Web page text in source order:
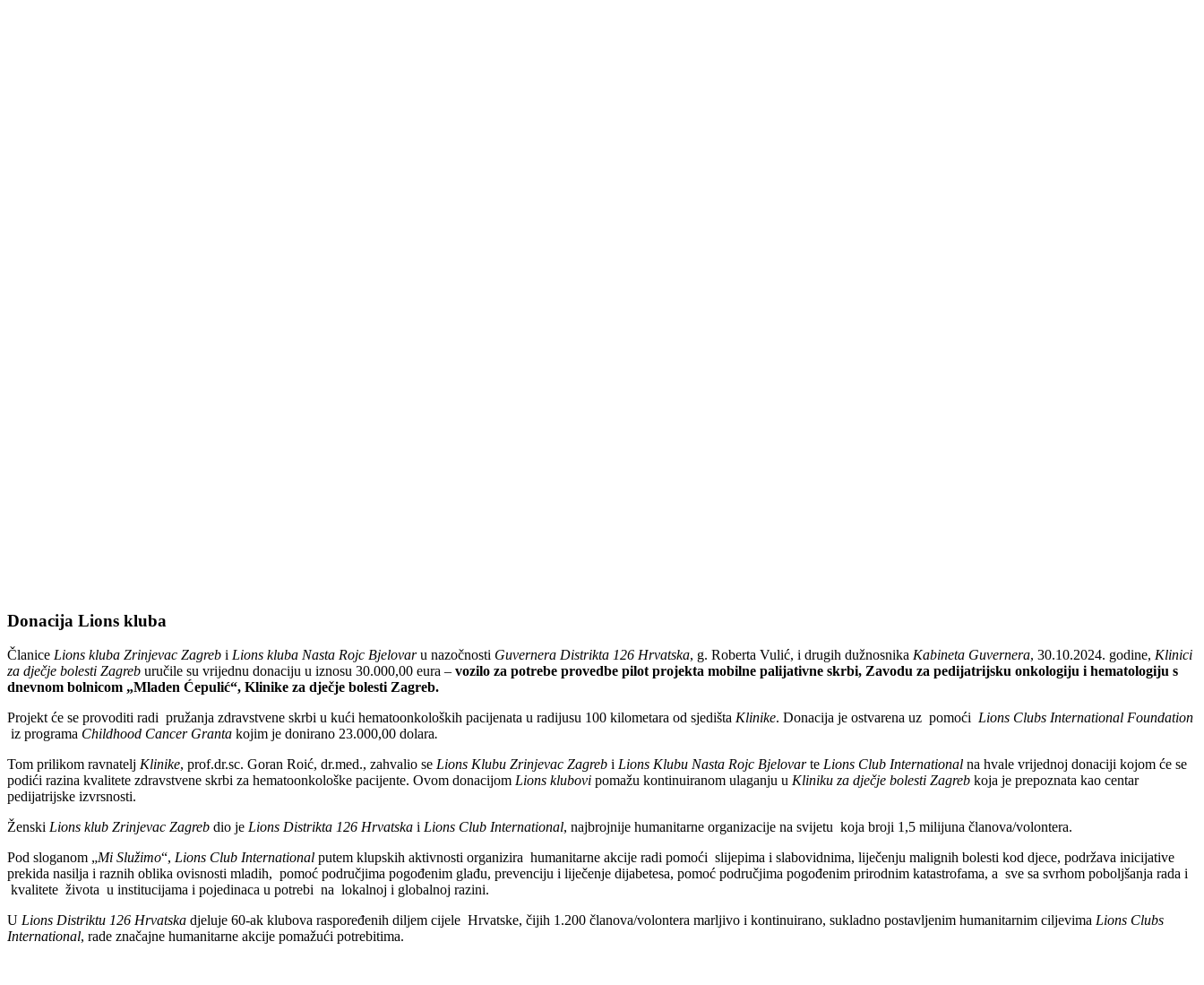
Donacija Lions kluba
Članice Lions kluba Zrinjevac Zagreb i Lions kluba Nasta Rojc Bjelovaru nazočnosti Guvernera Distrikta 126 Hrvatska, g. Roberta Vulić, i drugih dužnosnika Kabineta Guvernera, 30.10.2024. godine, Klinici
za dječje bolesti Zagreb uručile su vrijednu donaciju u iznosu 30.000,00 eura – vozilo za potrebe provedbe pilot projekta mobilne palijativne skrbi, Zavodu za pedijatrijsku onkologiju i hematologiju s
dnevnom bolnicom „Mladen Ćepulić“, Klinike za dječje bolesti Zagreb.
Projekt će se provoditi radi pružanja zdravstvene skrbi u kući hematoonkoloških pacijenata u radijusu 100 kilometara od sjedišta Klinike. Donacija je ostvarena uz pomoći Lions Clubs International Foundation
iz programa Childhood Cancer Granta kojim je donirano 23.000,00 dolara.
Tom prilikom ravnatelj Klinike, prof.dr.sc. Goran Roić, dr.med., zahvalio se Lions Klubu Zrinjevac Zagreb i Lions Klubu Nasta Rojc Bjelovarte Lions Club International na hvale vrijednoj donaciji kojom će se
podići razina kvalitete zdravstvene skrbi za hematoonkološke pacijente. Ovom donacijom Lions klubovi pomažu kontinuiranom ulaganju u Kliniku za dječje bolesti Zagreb koja je prepoznata kao centar
pedijatrijske izvrsnosti.
Ženski Lions klub Zrinjevac Zagreb dio je Lions Distrikta 126 Hrvatska i Lions Club International, najbrojnije humanitarne organizacije na svijetu koja broji 1,5 milijuna članova/volontera.
Pod sloganom „Mi Služimo“, Lions Club International putem klupskih aktivnosti organizira humanitarne akcije radi pomoći slijepima i slabovidnima, liječenju malignih bolesti kod djece, podržava inicijative
prekida nasilja i raznih oblika ovisnosti mladih, pomoć područjima pogođenim glađu, prevenciju i liječenje dijabetesa, pomoć područjima pogođenim prirodnim katastrofama, a sve sa svrhom poboljšanja rada i
kvalitete života u institucijama i pojedinaca u potrebi na lokalnoj i globalnoj razini.
U Lions Distriktu 126 Hrvatska djeluje 60-ak klubova raspoređenih diljem cijele Hrvatske, čijih 1.200 članova/volontera marljivo i kontinuirano, sukladno postavljenim humanitarnim ciljevima Lions Clubs
International, rade značajne humanitarne akcije pomažući potrebitima.